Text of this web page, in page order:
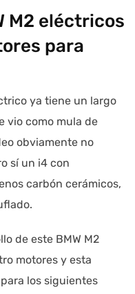
M2 eléctricos
para
ya tiene un largo
vio como mula de
obviamente no
sí un i4 con
carbón cerámicos,
de este BMW M2
motores y esta
los siguientes